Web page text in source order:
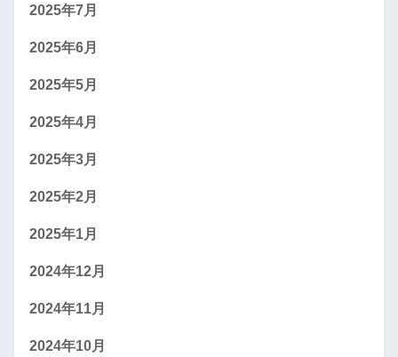
2025年7月
2025年6月
2025年5月
2025年4月
2025年3月
2025年2月
2025年1月
2024年12月
2024年11月
2024年10月